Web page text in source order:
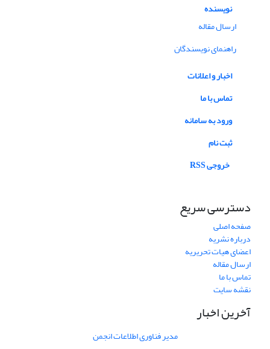
نویسنده
ارسال مقاله
راهنمای نویسندگان
اخبار و اعلانات
تماس با ما
ورود به سامانه
ثبت نام
خروجی RSS
دسترسی سریع
صفحه اصلی
درباره نشریه
اعضای هیات تحریریه
ارسال مقاله
تماس با ما
نقشه سایت
آخرین اخبار
مدیر فناوری اطلاعات انجمن